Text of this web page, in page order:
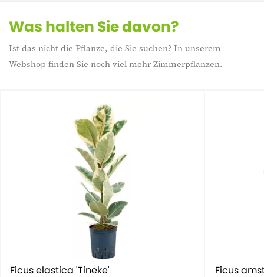
Was halten Sie davon?
Ist das nicht die Pflanze, die Sie suchen? In unserem
Webshop finden Sie noch viel mehr Zimmerpflanzen.
Ficus elastica 'Tineke' Ficus